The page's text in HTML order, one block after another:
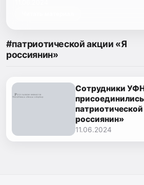
#патриотической акции «Я
россиянин»
Сотрудники
россиянин»
11.06.2024